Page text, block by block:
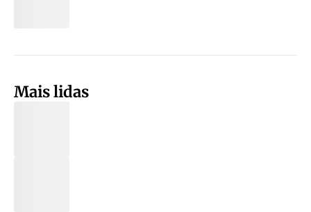
Mais lidas